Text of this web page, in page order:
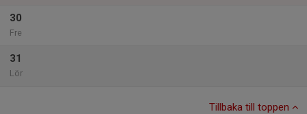
30
Fre
31
Lör
Tillbaka till toppen